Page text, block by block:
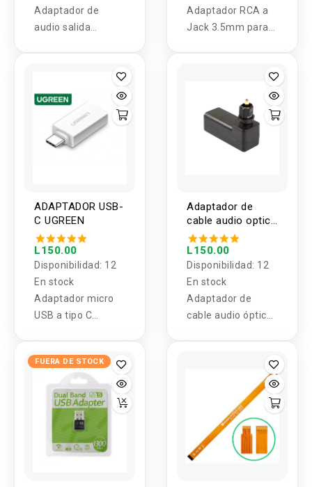
Adaptador de
audio salida
entrada macho de
3.5mm
Adaptador RCA a
Jack 3.5mm para
ADAPTADOR USB-
C UGREEN
L150.00
Disponibilidad: 12
En stock
Adaptador micro
USB a tipo C
Adaptador de
cable audio optico
tipo L H-M
L150.00
Disponibilidad: 12
En stock
Adaptador de
cable audio óptico
FUERA DE STOCK